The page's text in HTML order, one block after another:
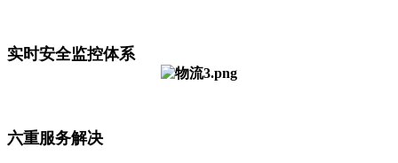
实时安全监控体系
六重服务解决